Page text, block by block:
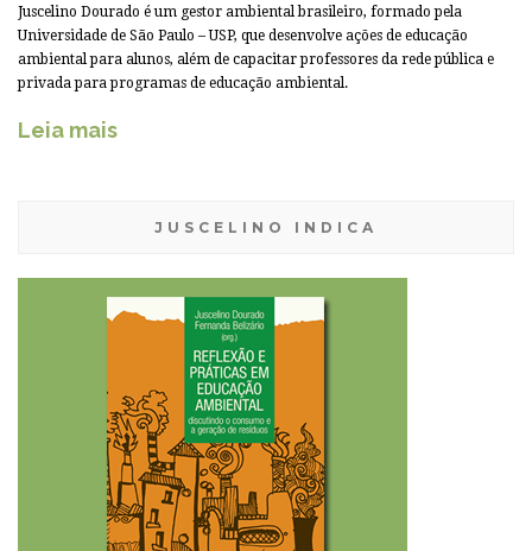
Juscelino Dourado é um gestor ambiental brasileiro, formado pela
Universidade de São Paulo – USP, que desenvolve ações de educação
ambiental para alunos, além de capacitar professores da rede pública e
privada para programas de educação ambiental.
Leia mais
JUSCELINO INDICA